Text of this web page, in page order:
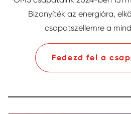
Bizonyíték az energiára,
csapatszellemre a
Fedezd fel a